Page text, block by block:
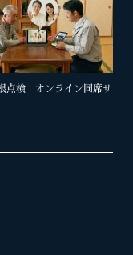
点検 オンライン同席サ